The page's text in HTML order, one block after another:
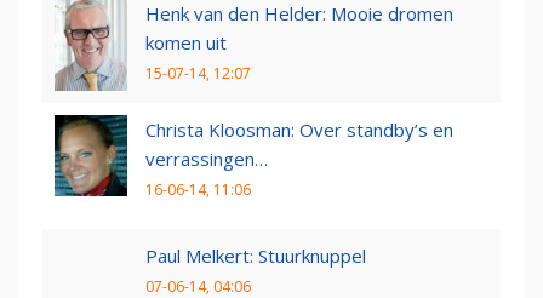
Henk van den Helder: Mooie dromen
komen uit
15-07-14, 12:07
Christa Kloosman: Over standby’s en
verrassingen…
16-06-14, 11:06
Paul Melkert: Stuurknuppel
07-06-14, 04:06